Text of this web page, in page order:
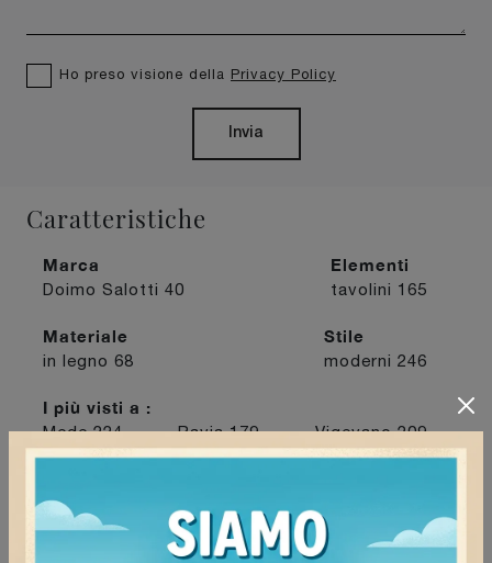
Ho preso visione della Privacy Policy
Invia
Caratteristiche
Marca
Doimo Salotti 40
Elementi
tavolini 165
Materiale
in legno 68
Stile
moderni 246
I più visti a :
Mede224 Pavia179 Vigevano209
Voghera214
Continua a navigare